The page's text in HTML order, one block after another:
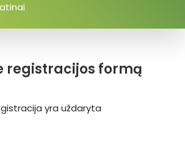
registracijos formą
yra uždaryta